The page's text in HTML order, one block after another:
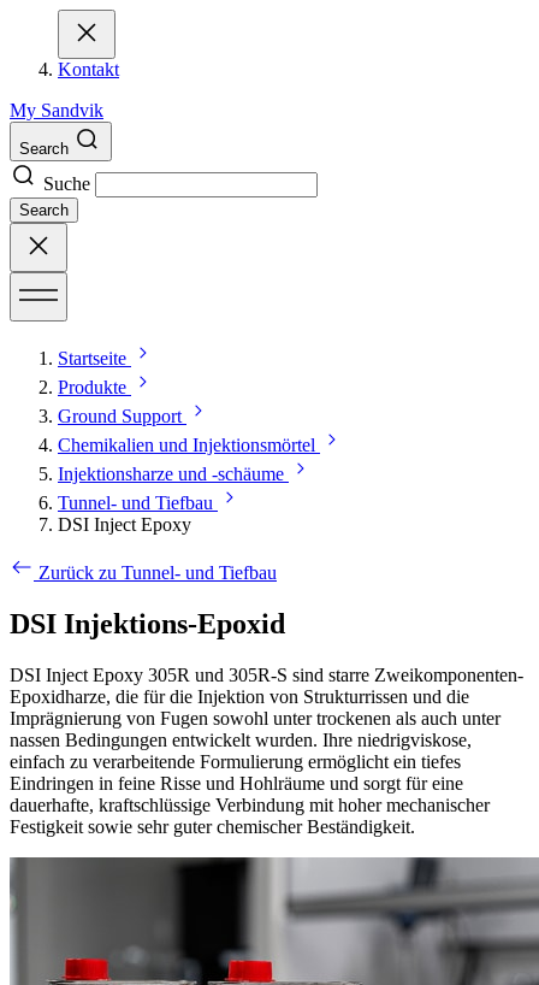
Kontakt
My Sandvik
Search
Suche
Search
Startseite
Produkte
Ground Support
Chemikalien und Injektionsmörtel
Injektionsharze und -schäume
Tunnel- und Tiefbau
DSI Inject Epoxy
Zurück zu Tunnel- und Tiefbau
DSI Injektions-Epoxid
DSI Inject Epoxy 305R und 305R-S sind starre Zweikomponenten-
Epoxidharze, die für die Injektion von Strukturrissen und die
Imprägnierung von Fugen sowohl unter trockenen als auch unter
nassen Bedingungen entwickelt wurden. Ihre niedrigviskose,
einfach zu verarbeitende Formulierung ermöglicht ein tiefes
Eindringen in feine Risse und Hohlräume und sorgt für eine
dauerhafte, kraftschlüssige Verbindung mit hoher mechanischer
Festigkeit sowie sehr guter chemischer Beständigkeit.